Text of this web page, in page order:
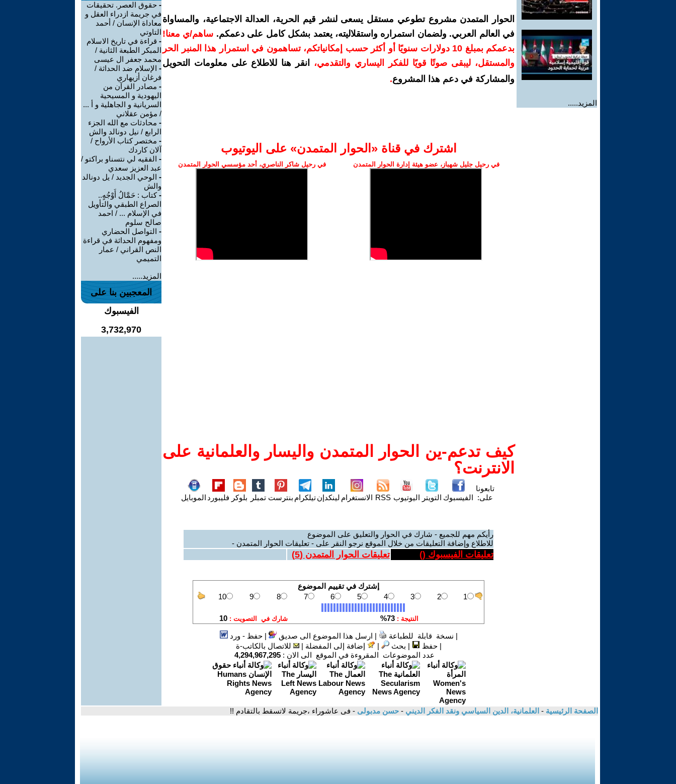
المزيد.....
الحوار المتمدن مشروع تطوعي مستقل يسعى لنشر قيم الحرية، العدالة الاجتماعية، والمساواة
في العالم العربي. ولضمان استمراره واستقلاليته، يعتمد بشكل كامل على دعمكم. ساهم/ي معنا!
بدعمكم بمبلغ 10 دولارات سنويًا أو أكثر حسب إمكانياتكم، تساهمون في استمرار هذا المنبر الحر
والمستقل، ليبقى صوتًا قويًا للفكر اليساري والتقدمي،
انقر هنا للاطلاع على معلومات التحويل
والمشاركة في دعم هذا المشروع.
اشترك في قناة ‫«الحوار المتمدن» على اليوتيوب
في رحيل جليل شهباز، عضو هيئة إدارة الحوار المتمدن في رحيل شاكر الناصري، أحد مؤسسي الحوار المتمدن
كيف تدعم-ين الحوار المتمدن واليسار والعلمانية على
الانترنت؟
تابعونا
على: الفيسبوك التويتر اليوتيوب RSS الانستغرام لينكدإنتيلكرام بنترست تمبلر بلوكر فليبورد الموبايل
رأيكم مهم للجميع - شارك في الحوار والتعليق على الموضوع
للاطلاع وإضافة التعليقات من خلال الموقع نرجو النقر على - تعليقات الحوار المتمدن -
تعليقات الفيسبوك () تعليقات الحوار المتمدن (5
)
| نسخة قابلة للطباعة | ارسل هذا الموضوع الى صديق |حفظ - ورد
|حفظ | بحث | إضافة إلى المفضلة |
للاتصال بالكاتب-ة
عدد الموضوعات المقروءة في الموقع الى الان : 4,294,967,295
- حقوق العصر. تحقيقات
في جريمة ازدراء العقل و
معاداة الإنسان / أحمد
التاوتي
- قراءة في تاريخ الاسلام
المبكر الطبعة الثانية /
محمد جعفر ال عيسى
- الإسلام ضد الحداثة /
فرغان أزيهاري
- مصادر القرآن من
اليهودية و المسيحية
السريانية و الجاهلية و أ ...
/ مؤمن عقلاني
- محادثات مع الله الجزء
الرابع / نيل دونالد والش
- مختصر كتاب الأرواح /
آلان كاردك
- الفقيه لي نتسناو براكتو /
عبد العزيز سعدي
- الوحي الجديد / يل دونالد
والش
-كتاب : حَمَّالُ أَوْجُهٍ..
الصراع الطبقي والتأويل
في الإسلام ... / احمد
صالح سلوم
- التواصل الحضاري
ومفهوم الحداثة في قراءة
النص القراني / عمار
التميمي
المزيد.....
المعجبين بنا على
الفيسبوك
3,732,970
الصفحة الرئيسية - العلمانية، الدين السياسي ونقد الفكر الديني - حسن مدبولى - فى عاشوراء ،جريمة لاتسقط بالتقادم !!